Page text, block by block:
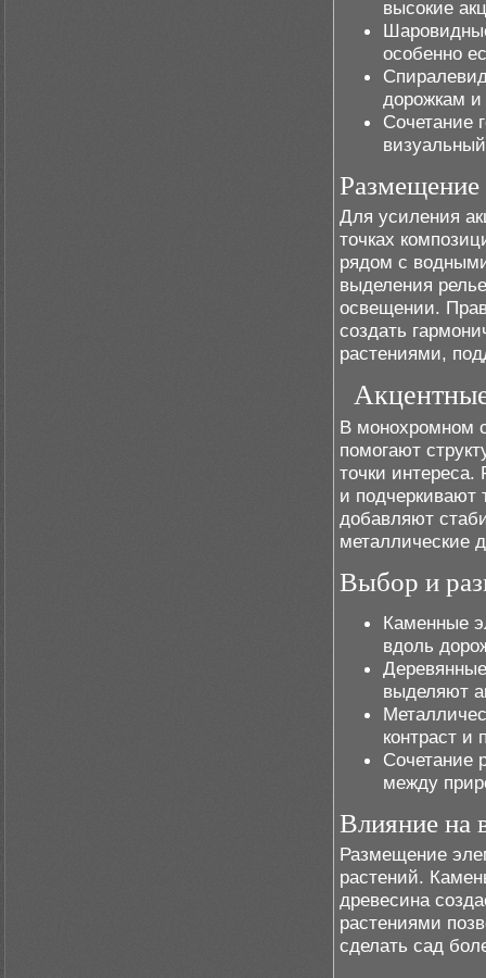
высокие
особенно
дорожкам
Сочетание
Для усиления
точках
рядом с
выделения
освещении.
создать
растениями,
В монохромном
помогают
точки
и подчеркивают
добавляют
металлические
Выбор и
Каменные
вдоль
выделяют
контраст и
Сочетание
между
Влияние на
Размещение
растений.
древесина
растениями
сделать сад